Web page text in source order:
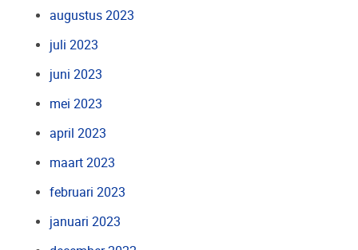
augustus 2023
juli 2023
juni 2023
mei 2023
april 2023
maart 2023
februari 2023
januari 2023